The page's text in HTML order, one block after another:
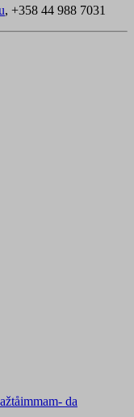
, +358 44 988 7031
da